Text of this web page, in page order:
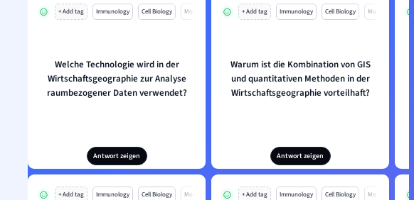
+ Add tag Immunology Cell Biology Mo
Welche Technologie wird in der
Wirtschaftsgeographie zur Analyse
raumbezogener Daten verwendet?
Antwort zeigen
+ Add tag Immunology Cell Biology Mo
Warum ist die Kombination von GIS
und quantitativen Methoden in der
Wirtschaftsgeographie vorteilhaft?
Antwort zeigen
+ Add tag Immunology Cell Biology Mo + Add tag Immunology Cell Biology Mo